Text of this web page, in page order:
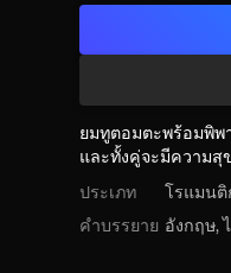
ยมทูตอมตะพร้อมพิ
และทั้งคู่จะมีความสุ
ประเภท
โรแมนติ
คำบรรยาย อังกฤษ,